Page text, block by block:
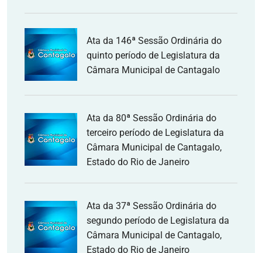
Ata da 146ª Sessão Ordinária do
quinto período de Legislatura da
Câmara Municipal de Cantagalo
Ata da 80ª Sessão Ordinária do
terceiro período de Legislatura da
Câmara Municipal de Cantagalo,
Estado do Rio de Janeiro
Ata da 37ª Sessão Ordinária do
segundo período de Legislatura da
Câmara Municipal de Cantagalo,
Estado do Rio de Janeiro